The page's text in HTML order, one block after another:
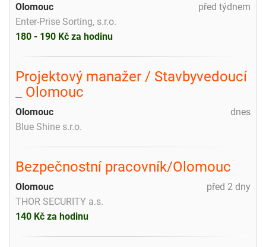
před týdnem
Olomouc
Enter-Prise Sorting, s.r.o.
180 - 190 Kč za hodinu
Projektový manažer / Stavbyvedoucí
_ Olomouc
dnes
Olomouc
Blue Shine s.r.o.
Bezpečnostní pracovník/Olomouc
před 2 dny
Olomouc
THOR SECURITY a.s.
140 Kč za hodinu